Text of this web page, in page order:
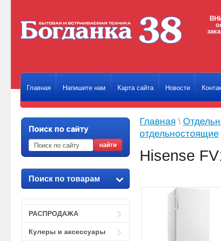
Главная Напишите нам Карта сайта Новости
Поиск по товарам
РАСПРОДАЖА
Кулеры и аксессуары
Главная \
отдельностоящие
Hisense